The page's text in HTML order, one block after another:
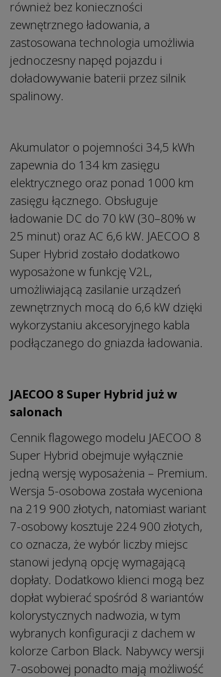
również bez konieczności
zewnętrznego ładowania, a
zastosowana technologia umożliwia
jednoczesny napęd pojazdu i
doładowywanie baterii przez silnik
spalinowy.
Akumulator o pojemności 34,5 kWh
zapewnia do 134 km zasięgu
elektrycznego oraz ponad 1000 km
zasięgu łącznego. Obsługuje
ładowanie DC do 70 kW (30–80% w
25 minut) oraz AC 6,6 kW. JAECOO 8
Super Hybrid zostało dodatkowo
wyposażone w funkcję V2L,
umożliwiającą zasilanie urządzeń
zewnętrznych mocą do 6,6 kW dzięki
wykorzystaniu akcesoryjnego kabla
podłączanego do gniazda ładowania.
JAECOO 8 Super Hybrid już w
salonach
Cennik flagowego modelu JAECOO 8
Super Hybrid obejmuje wyłącznie
jedną wersję wyposażenia – Premium.
Wersja 5-osobowa została wyceniona
na 219 900 złotych, natomiast wariant
7-osobowy kosztuje 224 900 złotych,
co oznacza, że wybór liczby miejsc
stanowi jedyną opcję wymagającą
dopłaty. Dodatkowo klienci mogą bez
dopłat wybierać spośród 8 wariantów
kolorystycznych nadwozia, w tym
wybranych konfiguracji z dachem w
kolorze Carbon Black. Nabywcy wersji
7-osobowej ponadto mają możliwość